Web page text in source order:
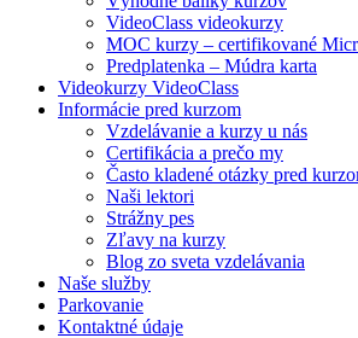
VideoClass videokurzy
MOC kurzy – certifikované
Predplatenka – Múdra karta
Videokurzy VideoClass
Informácie pred kurzom
Vzdelávanie a kurzy u nás
Certifikácia a prečo my
Často kladené otázky pred
Naši lektori
Strážny pes
Zľavy na kurzy
Blog zo sveta vzdelávania
Naše služby
Parkovanie
Kontaktné údaje